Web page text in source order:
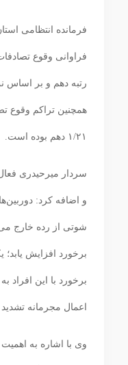
فرمانده انتظامی
فراوانی وقوع
رتبه دهم و بر اساس
۱/۲۱ دهم بوده است.
سردار میرحیدری
و اضافه کرد:
شوتی از رده خارج
برخورد افزایش
برخورد با این
اعمال مجرمانه
وی با اشاره به